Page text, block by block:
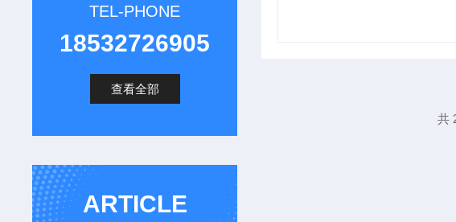
TEL-PHONE
18532726905
查看全部
ARTICLE
共